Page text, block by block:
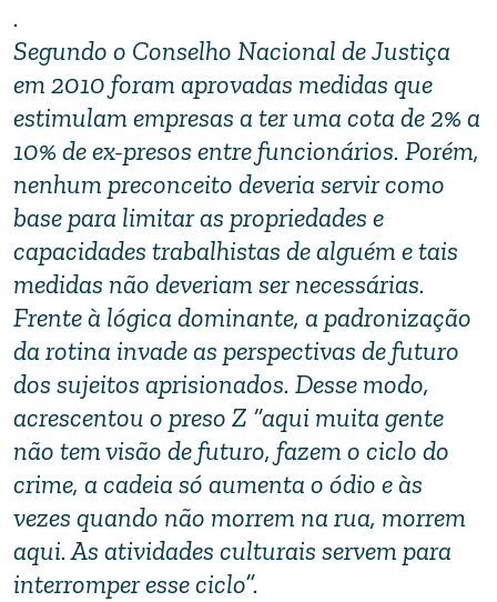
.
Segundo o Conselho Nacional de Justiça
em 2010 foram aprovadas medidas que
estimulam empresas a ter uma cota de 2% a
10% de ex-presos entre funcionários. Porém,
nenhum preconceito deveria servir como
base para limitar as propriedades e
capacidades trabalhistas de alguém e tais
medidas não deveriam ser necessárias.
Frente à lógica dominante, a padronização
da rotina invade as perspectivas de futuro
dos sujeitos aprisionados. Desse modo,
acrescentou o preso Z “aqui muita gente
não tem visão de futuro, fazem o ciclo do
crime, a cadeia só aumenta o ódio e às
vezes quando não morrem na rua, morrem
aqui. As atividades culturais servem para
interromper esse ciclo”.